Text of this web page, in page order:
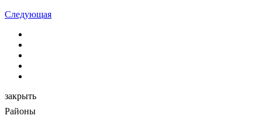
Следующая
закрыть
Районы